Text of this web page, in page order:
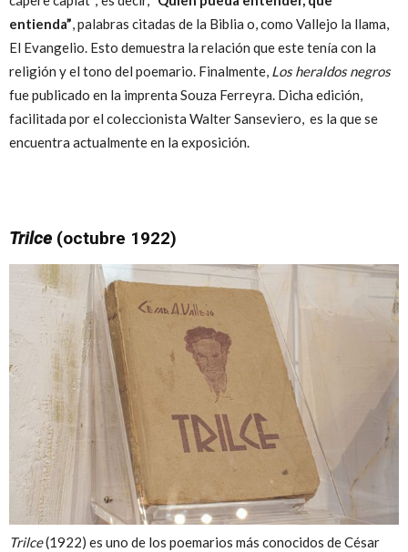
entienda”, palabras citadas de la Biblia o, como Vallejo la llama,
El Evangelio. Esto demuestra la relación que este tenía con la
religión y el tono del poemario. Finalmente, Los heraldos negros
fue publicado en la imprenta Souza Ferreyra. Dicha edición,
facilitada por el coleccionista Walter Sanseviero, es la que se
encuentra actualmente en la exposición.
Trilce (octubre 1922)
Trilce(1922) es uno de los poemarios más conocidos de César